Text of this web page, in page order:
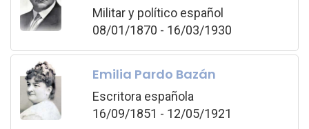
Militar y político español
08/01/1870 - 16/03/1930
Emilia Pardo Bazán
Escritora española
16/09/1851 - 12/05/1921